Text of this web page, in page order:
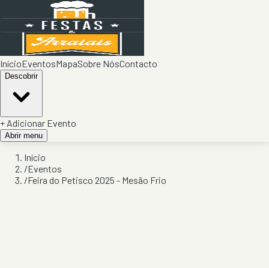
InícioEventosMapaSobre NósContacto
Descobrir
+ Adicionar Evento
Abrir menu
Início
/Eventos
/Feira do Petisco 2025 - Mesão Frio